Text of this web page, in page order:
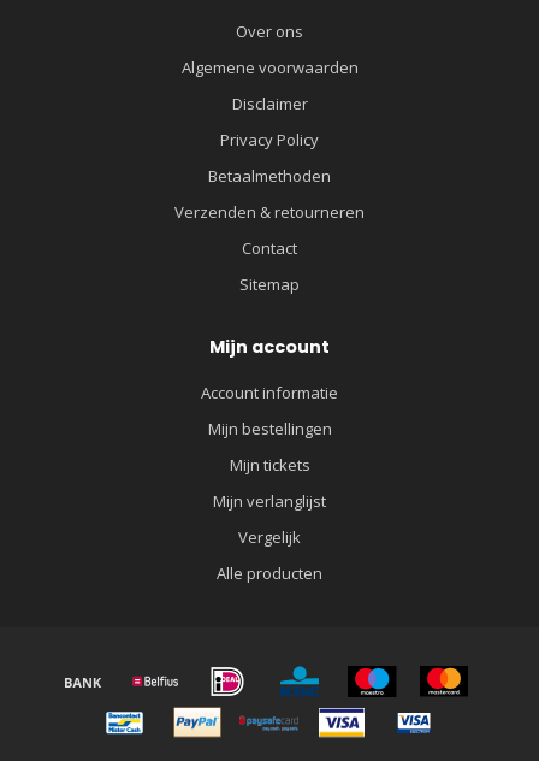
Over ons
Algemene voorwaarden
Disclaimer
Privacy Policy
Betaalmethoden
Verzenden & retourneren
Contact
Sitemap
Mijn account
Account informatie
Mijn bestellingen
Mijn tickets
Mijn verlanglijst
Vergelijk
Alle producten